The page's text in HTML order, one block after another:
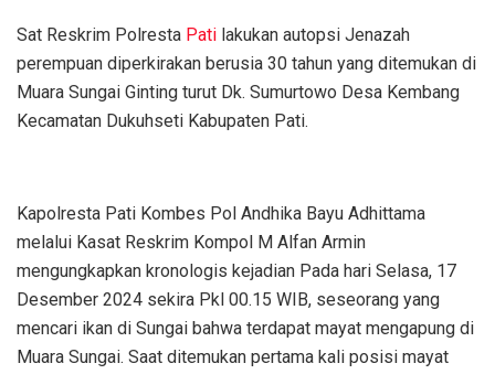
Sat Reskrim Polresta Pati lakukan autopsi Jenazah
perempuan diperkirakan berusia 30 tahun yang ditemukan di
Muara Sungai Ginting turut Dk. Sumurtowo Desa Kembang
Kecamatan Dukuhseti Kabupaten Pati.
Kapolresta Pati Kombes Pol Andhika Bayu Adhittama
melalui Kasat Reskrim Kompol M Alfan Armin
mengungkapkan kronologis kejadian Pada hari Selasa, 17
Desember 2024 sekira Pkl 00.15 WIB, seseorang yang
mencari ikan di Sungai bahwa terdapat mayat mengapung di
Muara Sungai. Saat ditemukan pertama kali posisi mayat